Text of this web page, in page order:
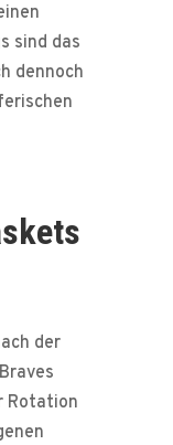
sind das
dennoch
der
Rotation